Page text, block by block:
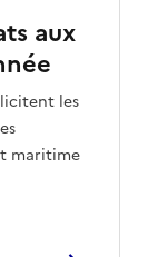
aux
les
maritime